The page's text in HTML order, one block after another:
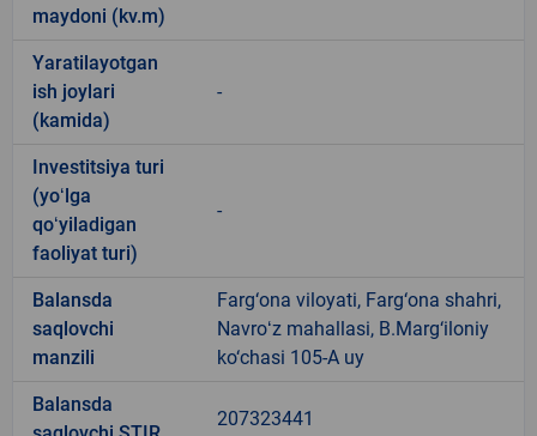
maydoni (kv.m)
Yaratilayotgan
ish joylari
(kamida)
-
Investitsiya turi
(yoʻlga
qoʻyiladigan
faoliyat turi)
-
Balansda
saqlovchi
manzili
Farg‘ona viloyati, Farg‘ona shahri,
Navroʻz mahallasi, B.Marg‘iloniy
ko‘chasi 105-A uy
Balansda
207323441